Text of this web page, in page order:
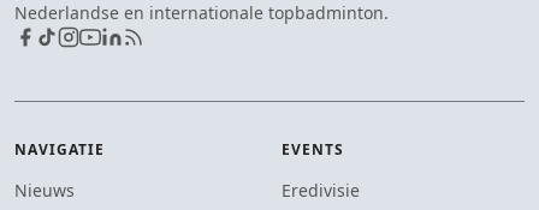
Nederlandse en internationale topbadminton.
NAVIGATIE
Nieuws
EVENTS
Eredivisie